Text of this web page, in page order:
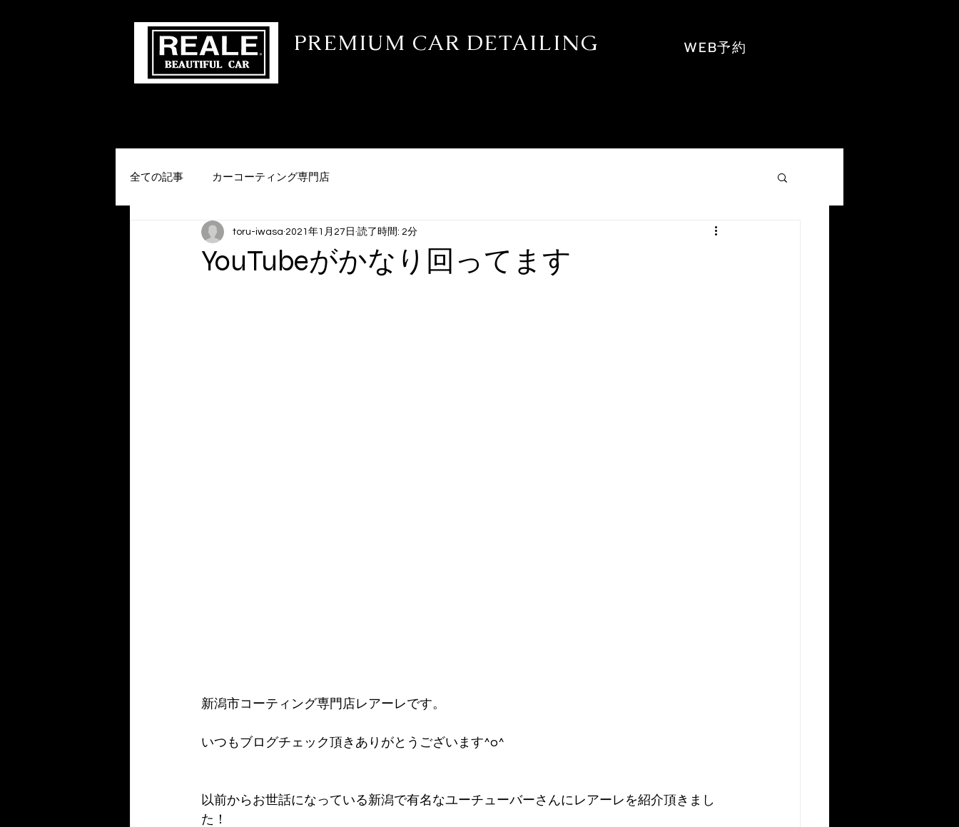
​ PREMIUM CAR DETAILING WEB予約
全ての記事 カーコーティング専門店
YouTubeがかなり回ってます
toru-iwasa 2021年1月27日 読了時間: 2分
新潟市コーティング専門店レアーレです。
いつもブログチェック頂きありがとうございます^o^
以前からお世話になっている新潟で有名なユーチューバーさんにレアーレを紹介頂きまし
た！